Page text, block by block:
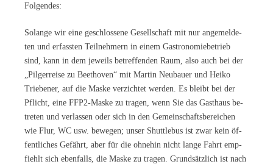
Folgendes:
So­lan­ge wir eine ge­schlos­se­ne Ge­sell­schaft mit nur an­ge­mel­de­
ten und er­fass­ten Teil­neh­mern in ei­nem Gas­tro­no­mie­be­trieb
sind, kann in dem je­weils be­tref­fen­den Raum, also auch bei der
„Pil­ger­rei­se zu Beet­ho­ven“ mit Mar­tin Neu­bau­er und Hei­ko
Trie­be­ner, auf die Mas­ke ver­zich­tet wer­den. Es bleibt bei der
Pflicht, eine FFP2-Mas­ke zu tra­gen, wenn Sie das Gast­haus be­
tre­ten und ver­las­sen oder sich in den Ge­mein­schafts­be­rei­chen
wie Flur, WC usw. be­we­gen; un­ser Shut­tle­bus ist zwar kein öf­
fent­li­ches Ge­fährt, aber für die oh­ne­hin nicht lan­ge Fahrt emp­
fiehlt sich eben­falls, die Mas­ke zu tra­gen. Grund­sätz­lich ist nach